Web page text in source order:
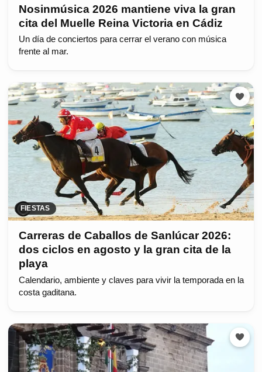
Nosinmúsica 2026 mantiene viva la gran
cita del Muelle Reina Victoria en Cádiz
Un día de conciertos para cerrar el verano con música
frente al mar.
FIESTAS
Carreras de Caballos de Sanlúcar 2026:
dos ciclos en agosto y la gran cita de la
playa
Calendario, ambiente y claves para vivir la temporada en la
costa gaditana.